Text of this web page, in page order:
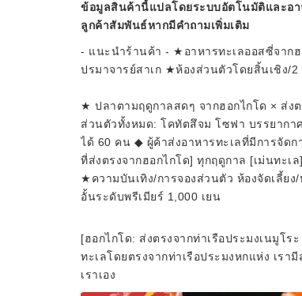
ข้อมูลสินค้านี้แปลโดยระบบอัตโนมัติและอ
ลูกค้าสัมพันธ์หากมีคำถามเพิ่มเติม
- แนะนำร้านค้า - ★อาหารทะเลออสซี่จาก
ปรมาจารย์สาเก ★ห้องส่วนตัวโดยสิ้นเชิง/2
★ ปลาตามฤดูกาลสดๆ จากฮอกไกโด × ส่ง
ส่วนตัวทั้งหมด: โคทัตสึจม โซฟา บรรยาก
ได้ 60 คน ◆ ผู้ค้าส่งอาหารทะเลที่มีการจัดก
ที่ส่งตรงจากฮอกไกโด] ทุกฤดูกาล [เม่นทะ
★ความบันเทิง/การจองส่วนตัว ห้องจัดเลี้ยง
อั้นระดับพรีเมียร์ 1,000 เยน
[ฮอกไกโด: ส่งตรงจากท่าเรือประมงเนมูโ
ทะเลโดยตรงจากท่าเรือประมงหกแห่ง เร
เราเอง